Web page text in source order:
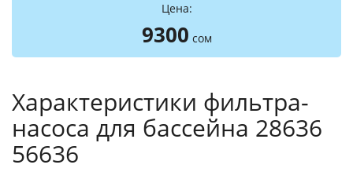
Цена:
9300 сом
Характеристики фильтра-
насоса для бассейна 28636
56636